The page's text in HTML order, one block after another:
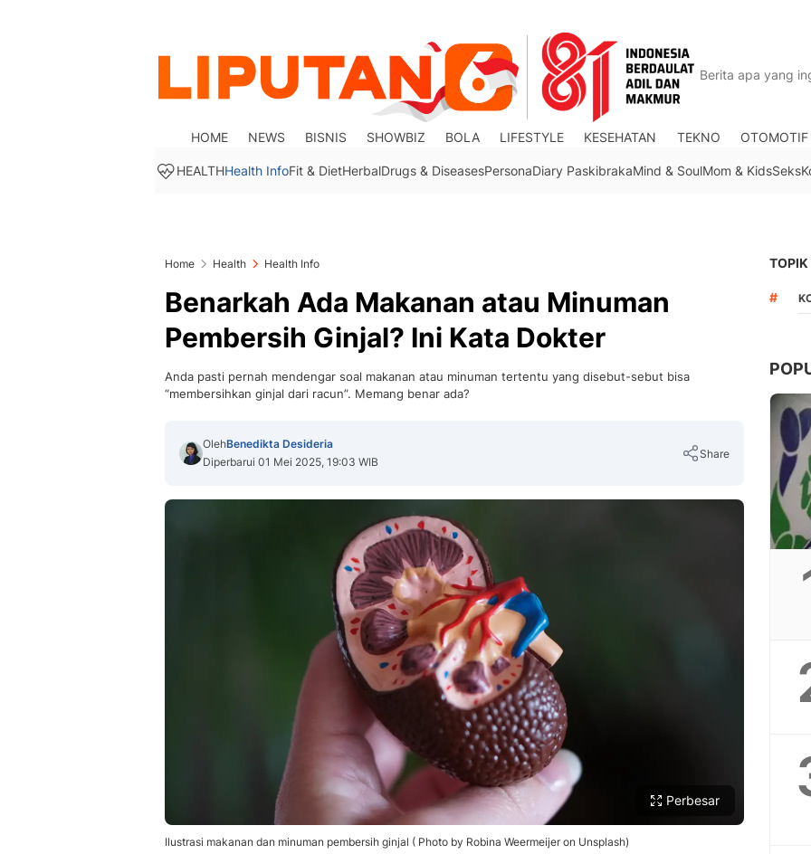
HOME NEWS BISNIS SHOWBIZ BOLA LIFESTYLE KESEHATAN TEKNO OTOMOTIF
HEALTHHealth InfoFit & DietHerbalDrugs & DiseasesPersonaDiary PaskibrakaMind & SoulMom & KidsSeks
Home Health Health Info
Benarkah Ada Makanan atau Minuman
Pembersih Ginjal? Ini Kata Dokter
Anda pasti pernah mendengar soal makanan atau minuman tertentu yang disebut-sebut bisa
“membersihkan ginjal dari racun”. Memang benar ada?
OlehBenedikta Desideria
Diperbarui 01 Mei 2025, 19:03 WIB
Share
Perbesar
Ilustrasi makanan dan minuman pembersih ginjal ( Photo by Robina Weermeijer on Unsplash)
TOPIK
#